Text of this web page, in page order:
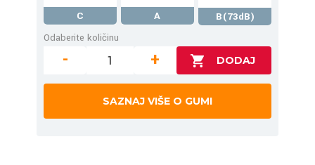
C A
B(73dB)
Odaberite količinu
- +
SAZNAJ VIŠE O GUMI